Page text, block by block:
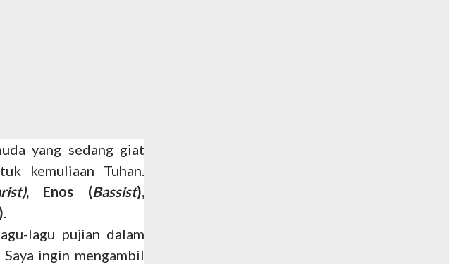
yang sedang giat
kemuliaan Tuhan.
, Enos (Bassist),
lagu pujian dalam
ingin mengambil